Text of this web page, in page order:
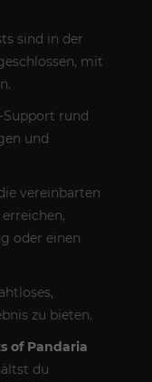
sind in der
mit
Support rund
und
vereinbarten
oder einen
zu bieten.
of Pandaria
du